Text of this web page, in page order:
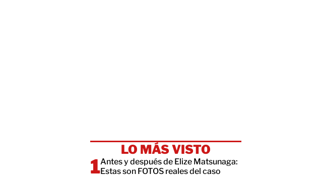
LO MÁS VISTO
Antes y después de Elize Matsunaga:
Estas son FOTOS reales del caso